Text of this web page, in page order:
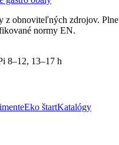
z obnoviteľných zdrojov. Plne
normy EN.
8–12, 13–17 h
Eko štartKatalógy